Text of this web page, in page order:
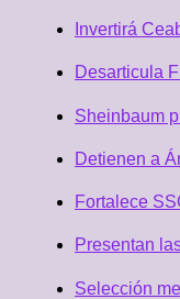
Invertirá
Desarticula
Sheinbaum
Detienen a
Fortalece
Presentan
Selección